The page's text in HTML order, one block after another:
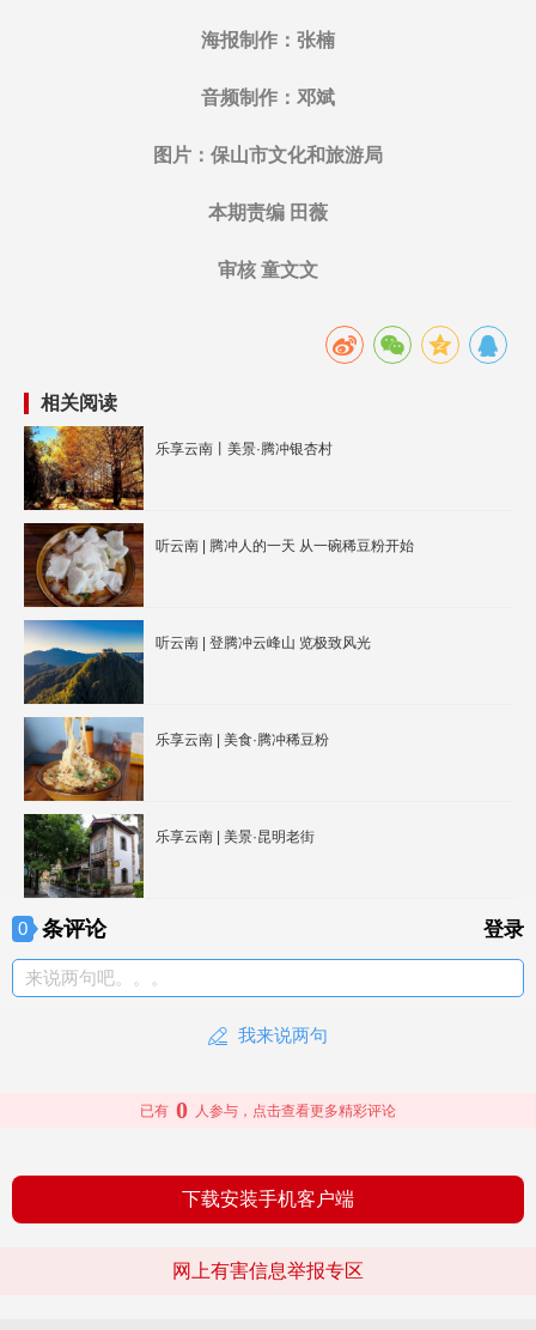
海报制作：张楠
音频制作：邓斌
图片：保山市文化和旅游局
本期责编 田薇
审核 童文文
相关阅读
乐享云南丨美景·腾冲银杏村
听云南 | 腾冲人的一天 从一碗稀豆粉开始
听云南 | 登腾冲云峰山 览极致风光
乐享云南 | 美食·腾冲稀豆粉
乐享云南 | 美景·昆明老街
0 条评论 登录
来说两句吧。。。
我来说两句
已有 0 人参与，点击查看更多精彩评论
下载安装手机客户端
网上有害信息举报专区